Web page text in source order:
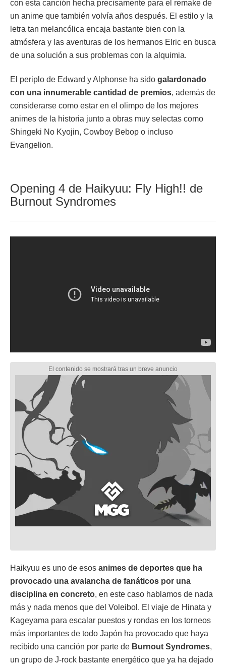
con esta canción hecha precisamente para el remake de
un anime que también volvía años después. El estilo y la
letra tan melancólica encaja bastante bien con la
atmósfera y las aventuras de los hermanos Elric en busca
de una solución a sus problemas con la alquimia.
El periplo de Edward y Alphonse ha sido galardonado
con una innumerable cantidad de premios, además de
considerarse como estar en el olimpo de los mejores
animes de la historia junto a obras muy selectas como
Shingeki No Kyojin, Cowboy Bebop o incluso
Evangelion.
Opening 4 de Haikyuu: Fly High!! de
Burnout Syndromes
Haikyuu es uno de esos animes de deportes que ha
provocado una avalancha de fanáticos por una
disciplina en concreto, en este caso hablamos de nada
más y nada menos que del Voleibol. El viaje de Hinata y
Kageyama para escalar puestos y rondas en los torneos
más importantes de todo Japón ha provocado que haya
recibido una canción por parte de Burnout Syndromes,
un grupo de J-rock bastante energético que ya ha dejado